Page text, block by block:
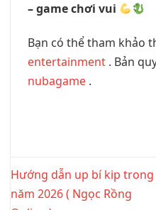
– game chơi vui
Bạn có thể tham khảo
entertainment . Bản
nubagame .
Hướng dẫn up bí kip trong
năm 2026 ( Ngọc Rồng